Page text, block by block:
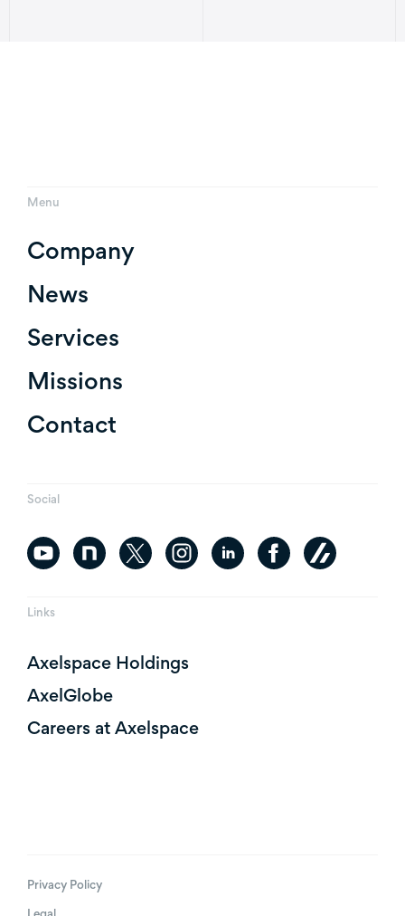
Menu
Company
News
Services
Missions
Contact
Social
Links
Axelspace Holdings
AxelGlobe
Careers at Axelspace
Privacy Policy